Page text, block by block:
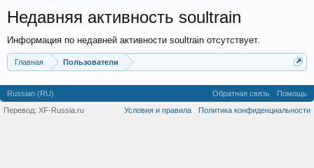
Недавняя активность soultrain
Информация по недавней активности soultrain отсутствует.
Главная Пользователи
Russian (RU) Обратная связь
Помощь
Условия и правила
Политика конфиденциальности
Перевод: XF-Russia.ru